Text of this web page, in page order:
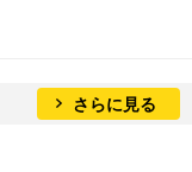
さらに見る